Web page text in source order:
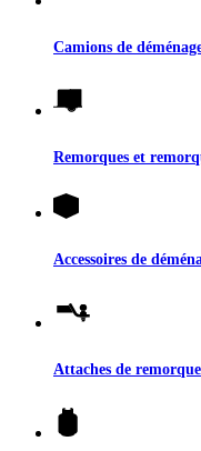
Camions de
Remorques et
Accessoires de
Attaches de remorque